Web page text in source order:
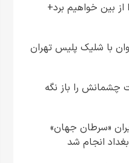
از بین خواهیم برد+
با شلیک پلیس تهران
چشمانش را باز نگه
«سرطان جهان»
انجام شد